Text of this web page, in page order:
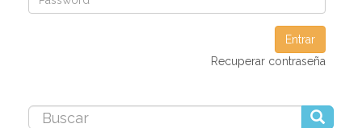
Entrar
Recuperar contraseña